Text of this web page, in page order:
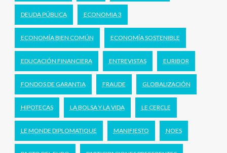
DEUDA PÚBLICA ECONOMIA 3
ECONOMÍA BIEN COMÚN ECONOMÍA SOSTENIBLE
EDUCACIÓN FINANCIERA ENTREVISTAS EURIBOR
FONDOS DE GARANTIA FRAUDE GLOBALIZACIÓN
HIPOTECAS LA BOLSA Y LA VIDA LE CERCLE
LE MONDE DIPLOMATIQUE MANIFIESTO NOES